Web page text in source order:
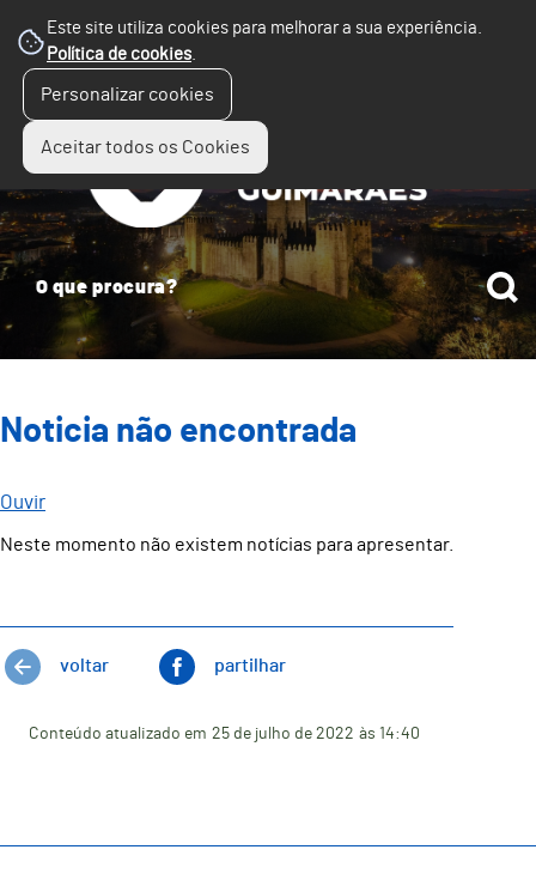
Este site utiliza cookies para melhorar a sua experiência.
Política de cookies.
Personalizar cookies
Aceitar todos os Cookies
Noticia não encontrada
Ouvir
Neste momento não existem notícias para apresentar.
voltar partilhar
Conteúdo atualizado em 25 de julho de 2022 às 14:40